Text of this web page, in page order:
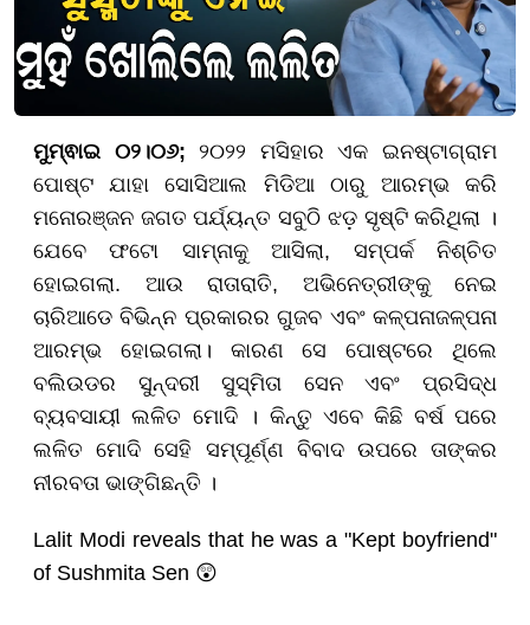
ମୁମ୍ଵାଇ ୦୨।୦୬; ୨୦୨୨ ମସିହାର ଏକ ଇନଷ୍ଟାଗ୍ରାମ
ପୋଷ୍ଟ ଯାହା ସୋସିଆଲ ମିଡିଆ ଠାରୁ ଆରମ୍ଭ କରି
ମନୋରଞ୍ଜନ ଜଗତ ପର୍ଯ୍ୟନ୍ତ ସବୁଠି ଝଡ଼ ସୃଷ୍ଟି କରିଥିଲା ।
ଯେବେ ଫଟୋ ସାମ୍ନାକୁ ଆସିଲା, ସମ୍ପର୍କ ନିଶ୍ଚିତ
ହୋଇଗଲା. ଆଉ ରାତାରାତି, ଅଭିନେତ୍ରୀଙ୍କୁ ନେଇ
ଚାରିଆଡେ ବିଭିନ୍ନ ପ୍ରକାରର ଗୁଜବ ଏବଂ କଳ୍ପନାଜଳ୍ପନା
ଆରମ୍ଭ ହୋଇଗଲା। କାରଣ ସେ ପୋଷ୍ଟରେ ଥିଲେ
ବଲିଉଡର ସୁନ୍ଦରୀ ସୁସ୍ମିତା ସେନ ଏବଂ ପ୍ରସିଦ୍ଧ
ବ୍ୟବସାୟୀ ଲଳିତ ମୋଦି । କିନ୍ତୁ ଏବେ କିଛି ବର୍ଷ ପରେ
ଲଳିତ ମୋଦି ସେହି ସମ୍ପୂର୍ଣ୍ଣ ବିବାଦ ଉପରେ ତାଙ୍କର
ନୀରବତା ଭାଙ୍ଗିଛନ୍ତି ।
Lalit Modi reveals that he was a "Kept boyfriend"
of Sushmita Sen 😲